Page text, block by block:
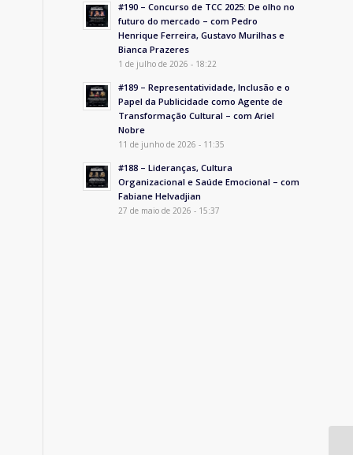
#190 – Concurso de TCC 2025: De olho no
futuro do mercado – com Pedro
Henrique Ferreira, Gustavo Murilhas e
Bianca Prazeres
1 de julho de 2026 - 18:22
#189 – Representatividade, Inclusão e o
Papel da Publicidade como Agente de
Transformação Cultural – com Ariel
Nobre
11 de junho de 2026 - 11:35
#188 – Lideranças, Cultura
Organizacional e Saúde Emocional – com
Fabiane Helvadjian
27 de maio de 2026 - 15:37